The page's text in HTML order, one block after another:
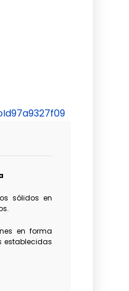
sólidos en
en forma
establecidas